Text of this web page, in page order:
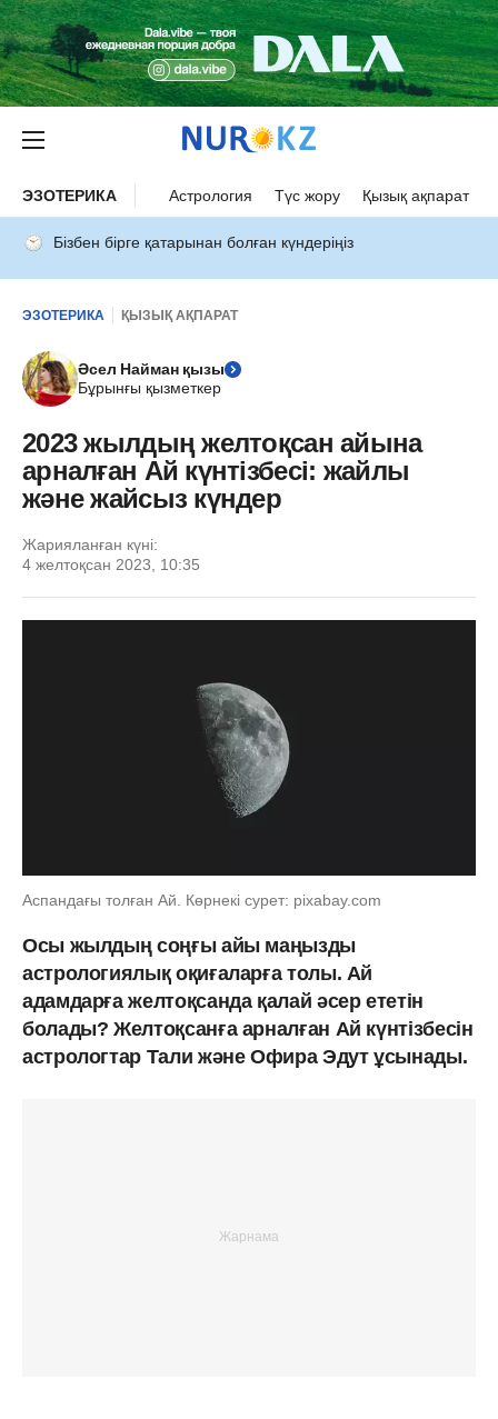
ЭЗОТЕРИКА Астрология Түс жору Қызық ақпарат
Бізбен бірге қатарынан болған күндеріңіз
ЭЗОТЕРИКА ҚЫЗЫҚ АҚПАРАТ
Әсел Найман қызы
Бұрынғы қызметкер
2023 жылдың желтоқсан айына
арналған Ай күнтізбесі: жайлы
және жайсыз күндер
Жарияланған күні:
4 желтоқсан 2023, 10:35
Аспандағы толған Ай. Көрнекі сурет: pixabay.com
Осы жылдың соңғы айы маңызды
астрологиялық оқиғаларға толы. Ай
адамдарға желтоқсанда қалай әсер ететін
болады? Желтоқсанға арналған Ай күнтізбесін
астрологтар Тали және Офира Эдут ұсынады.